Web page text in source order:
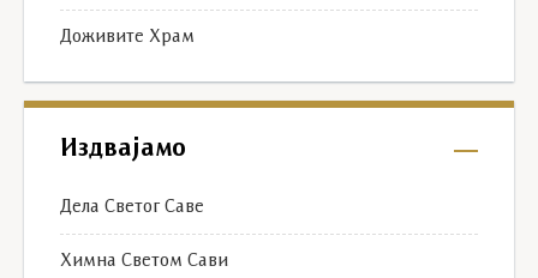
Доживите Храм
Издвајамо
Дела Светог Саве
Химна Светом Сави